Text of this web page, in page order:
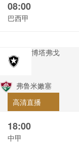
08:00
巴西甲
博塔弗戈
弗鲁米嫩塞
高清直播
18:00
中甲